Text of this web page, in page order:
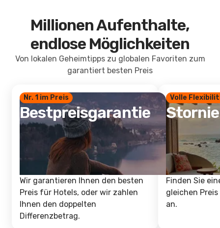
Millionen Aufenthalte,
endlose Möglichkeiten
Von lokalen Geheimtipps zu globalen Favoriten zum
garantiert besten Preis
Nr. 1 im Preis
Bestpreisgarantie
Wir garantieren Ihnen den besten
Preis für Hotels, oder wir zahlen
Ihnen den doppelten
Differenzbetrag.
Volle
Finden Sie
gleichen
an.